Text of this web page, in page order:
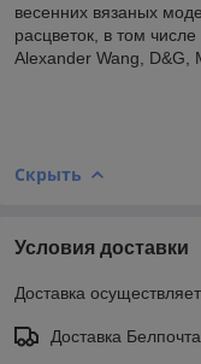
весенних вязаных
расцветок, в том
Alexander Wang, D&G,
Скрыть
Условия доставки
Доставка
Доставка Белпочта